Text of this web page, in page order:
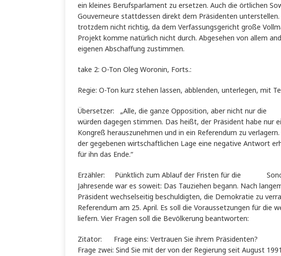
ein kleines Berufsparlament zu ersetzen. Auch die örtlichen
Gouverneure stattdessen direkt dem Präsidenten
trotzdem nicht richtig, da dem Verfassungsgericht große
Projekt komme natürlich nicht durch. Abgesehen von allem
eigenen Abschaffung zustimmen.
take 2: O-Ton Oleg Woronin, Forts.:
Regie: O-Ton kurz stehen lassen, abblenden, unterlegen, mit
Übersetzer: „Alle, die ganze Opposition, aber nicht nur
würden dagegen stimmen. Das heißt, der Präsident habe nur
Kongreß herauszunehmen und in ein Referendum zu
der gegebenen wirtschaftlichen Lage eine negative Antwort
für ihn das Ende.“
Erzähler: Pünktlich zum Ablauf der Fristen für die
Jahresende war es soweit: Das Tauziehen begann. Nach
Präsident wechselseitig beschuldigten, die Demokratie zu
Referendum am 25. April. Es soll die Voraussetzungen für die
liefern. Vier Fragen soll die Bevölkerung beantworten:
Zitator: Frage eins: Vertrauen Sie ihrem Präsidenten?
Frage zwei: Sind Sie mit der von der Regierung seit August